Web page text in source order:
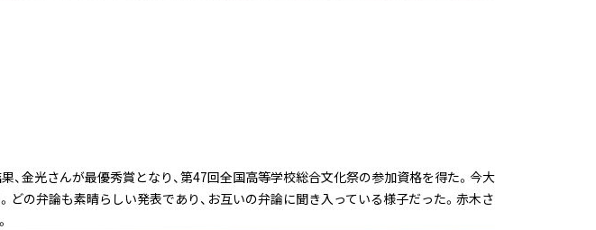
金光さんが最優秀賞となり、第47回全国高等学校総合文化祭の参加資格を得た。今大
の弁論も素晴らしい発表であり、お互いの弁論に聞き入っている様子だった。赤木さ